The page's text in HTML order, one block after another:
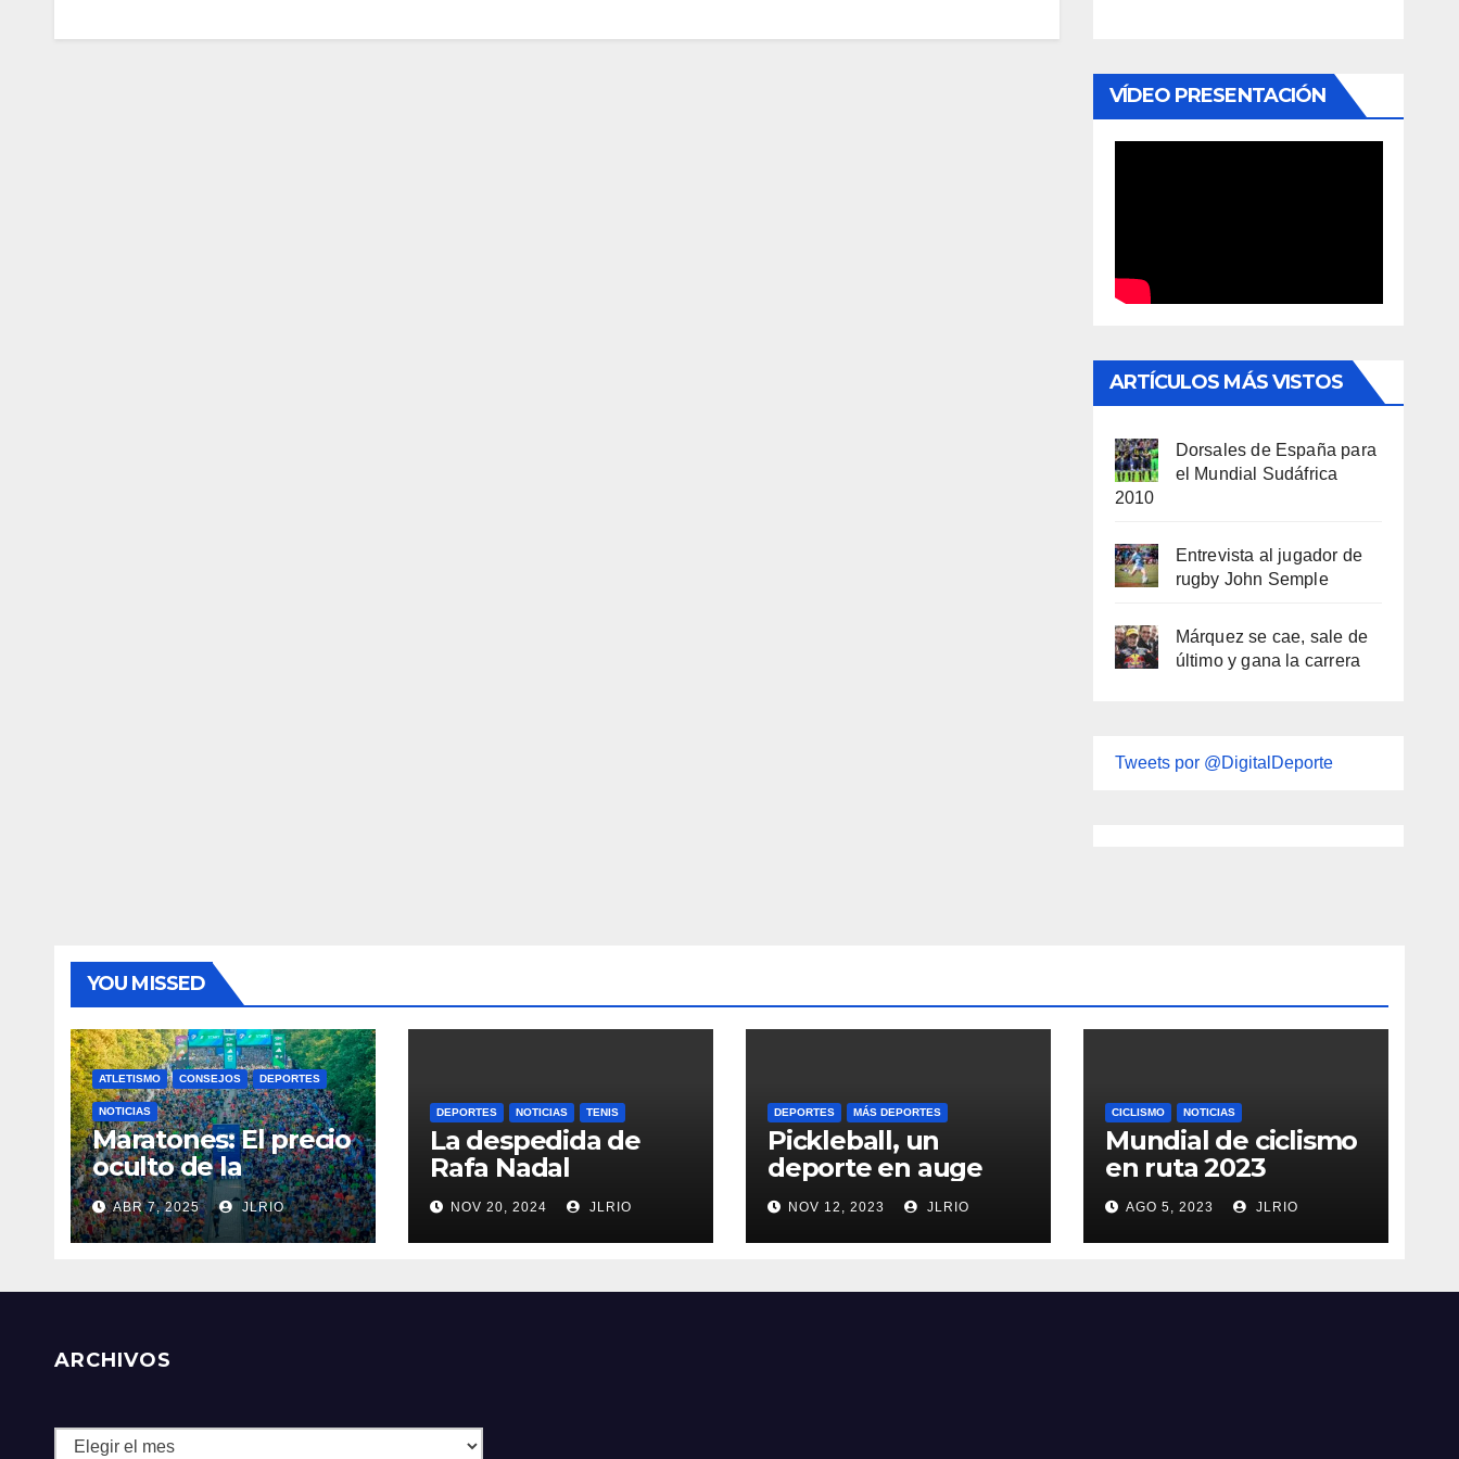
VÍDEO PRESENTACIÓN
ARTÍCULOS MÁS VISTOS
Dorsales de España para
el Mundial Sudáfrica
2010
Entrevista al jugador de
rugby John Semple
Márquez se cae, sale de
último y gana la carrera
Tweets por @DigitalDeporte
YOU MISSED
ATLETISMO CONSEJOS DEPORTES
NOTICIAS
Maratones: El precio
oculto de la
resistencia
ABR 7, 2025 JLRIO
DEPORTES NOTICIAS TENIS
La despedida de
Rafa Nadal
NOV 20, 2024 JLRIO
DEPORTES MÁS DEPORTES
Pickleball, un
deporte en auge
NOV 12, 2023 JLRIO
CICLISMO NOTICIAS
Mundial de ciclismo
en ruta 2023
AGO 5, 2023 JLRIO
ARCHIVOS
Archivos